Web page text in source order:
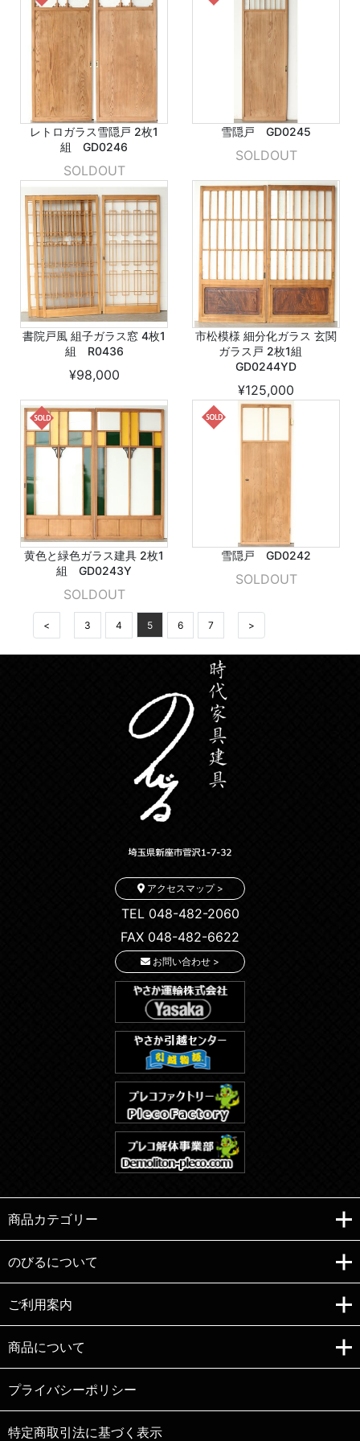
レトロガラス雪隠戸 2枚1
組 GD0246
SOLDOUT
雪隠戸 GD0245
SOLDOUT
書院戸風 組子ガラス窓 4枚1
組 R0436
¥98,000
市松模様 細分化ガラス 玄関
ガラス戸 2枚1組
GD0244YD
¥125,000
黄色と緑色ガラス建具 2枚1
組 GD0243Y
SOLDOUT
雪隠戸 GD0242
SOLDOUT
< 3 4 5 6 7 >
アクセスマップ >
TEL 048-482-2060
FAX 048-482-6622
お問い合わせ >
商品カテゴリー
のびるについて
ご利用案内
商品について
プライバシーポリシー
特定商取引法に基づく表示
Copyright (C)e-nobiru All right reserved.